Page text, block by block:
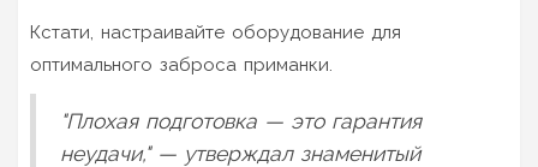
Кстати, настраивайте оборудование для
оптимального заброса приманки.
"Плохая подготовка — это гарантия
неудачи," — утверждал знаменитый